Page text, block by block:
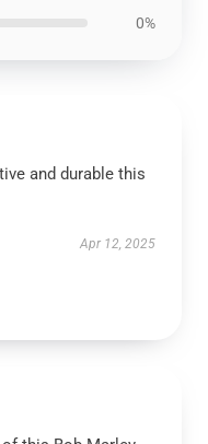
0%
and durable this
Apr 12, 2025